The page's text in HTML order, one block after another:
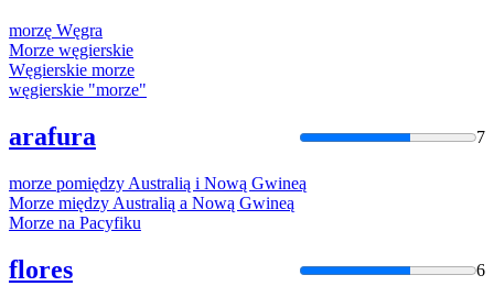
morzę Węgra
Morze węgierskie
Węgierskie morze
węgierskie "morze"
arafura 7
morze pomiędzy Australią i Nową Gwineą
Morze między Australią a Nową Gwineą
Morze na Pacyfiku
flores 6